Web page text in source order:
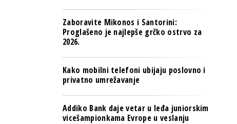
PULS REGIONA
NOVO NA RAFU
Zaboravite Mikonos i Santorini:
Proglašeno je najlepše grčko ostrvo za
2026.
Kako mobilni telefoni ubijaju poslovno i
privatno umrežavanje
Addiko Bank daje vetar u leđa juniorskim
vicešampionkama Evrope u veslanju